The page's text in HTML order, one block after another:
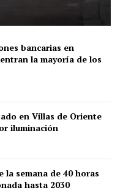
bancarias en
la mayoría de los
en Villas de Oriente
iluminación
la semana de 40 horas
hasta 2030